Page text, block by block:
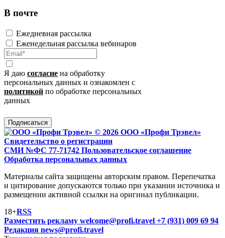
В почте
Ежедневная рассылка
Еженедельная рассылка вебинаров
Я даю согласие на обработку
персональных данных и ознакомлен с
политикой по обработке персональных
данных
Подписаться
© 2026 ООО «Профи Трэвeл»
Свидетельство о регистрации
СМИ №ФС 77-71742 Пользовательское соглашение
Обработка персональных данных
Материалы сайта защищены авторским правом. Перепечатка
и цитирование допускаются только при указании источника и
размещении активной ссылки на оригинал публикации.
18+RSS
Разместить рекламу welcome@profi.travel +7 (931) 009 69 94
Редакция news@profi.travel